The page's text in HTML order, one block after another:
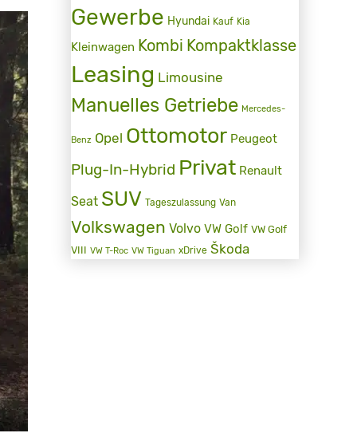
Gewerbe Hyundai Kauf Kia
Kleinwagen Kombi Kompaktklasse
Leasing Limousine
Manuelles Getriebe Mercedes-
Benz Opel Ottomotor Peugeot
Plug-In-Hybrid Privat Renault
Seat SUV Tageszulassung Van
Volkswagen Volvo VW Golf VW Golf
VIII VW T-Roc VW Tiguan xDrive Škoda